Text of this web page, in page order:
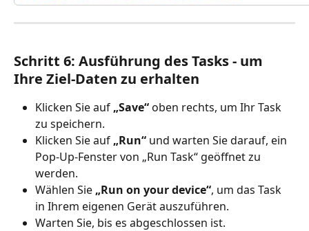
Schritt 6: Ausführung des Tasks - um
Ihre Ziel-Daten zu erhalten
Klicken Sie auf „Save“ oben rechts, um Ihr Task
zu speichern.
Klicken Sie auf „Run“ und warten Sie darauf, ein
Pop-Up-Fenster von „Run Task“ geöffnet zu
werden.
Wählen Sie „Run on your device“, um das Task
in Ihrem eigenen Gerät auszuführen.
Warten Sie, bis es abgeschlossen ist.